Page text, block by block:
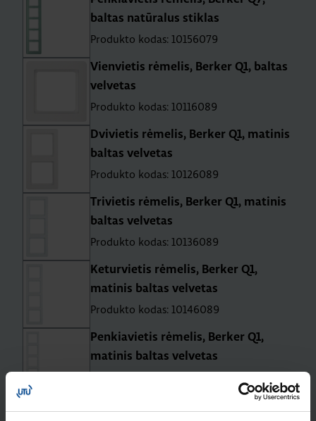
baltas natūralus stiklas
Produkto kodas: 10156079
Vienvietis rėmelis, Berker Q1, baltas
velvetas
Produkto kodas: 10116089
Dvivietis rėmelis, Berker Q1, matinis
baltas velvetas
Produkto kodas: 10126089
Trivietis rėmelis, Berker Q1, matinis
baltas velvetas
Produkto kodas: 10136089
Keturvietis rėmelis, Berker Q1,
matinis baltas velvetas
Produkto kodas: 10146089
Penkiavietis rėmelis, Berker Q1,
matinis baltas velvetas